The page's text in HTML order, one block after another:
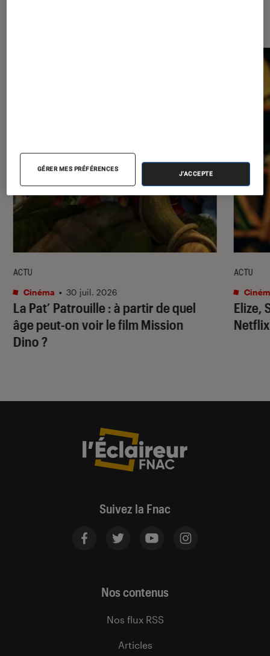
La Pat’ Patrouille: à partir de quel
âge peut-on voir le film Mission
Dino?
ACTU
Cinéma • 30 juil. 2026
Elize,
ACTU
Suivez la Fnac
Nos contenus
Nos flux RSS
Articles
GÉRER MES PRÉFÉRENCES
J'ACCEPTE